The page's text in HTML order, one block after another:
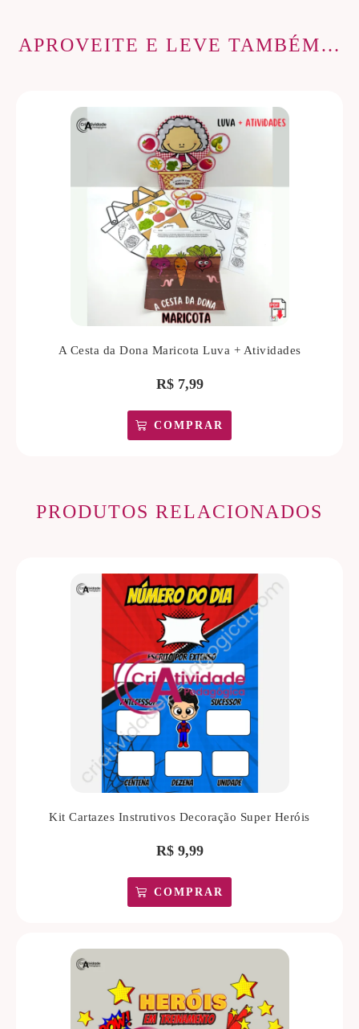
APROVEITE E LEVE TAMBÉM…
A Cesta da Dona Maricota Luva + Atividades
R$7,99
COMPRAR
PRODUTOS RELACIONADOS
Kit Cartazes Instrutivos Decoração Super Heróis
R$9,99
COMPRAR